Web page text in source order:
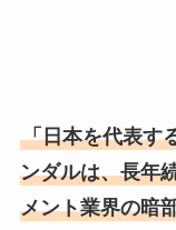
「日本を代表す
ンダルは、長年
メント業界の暗